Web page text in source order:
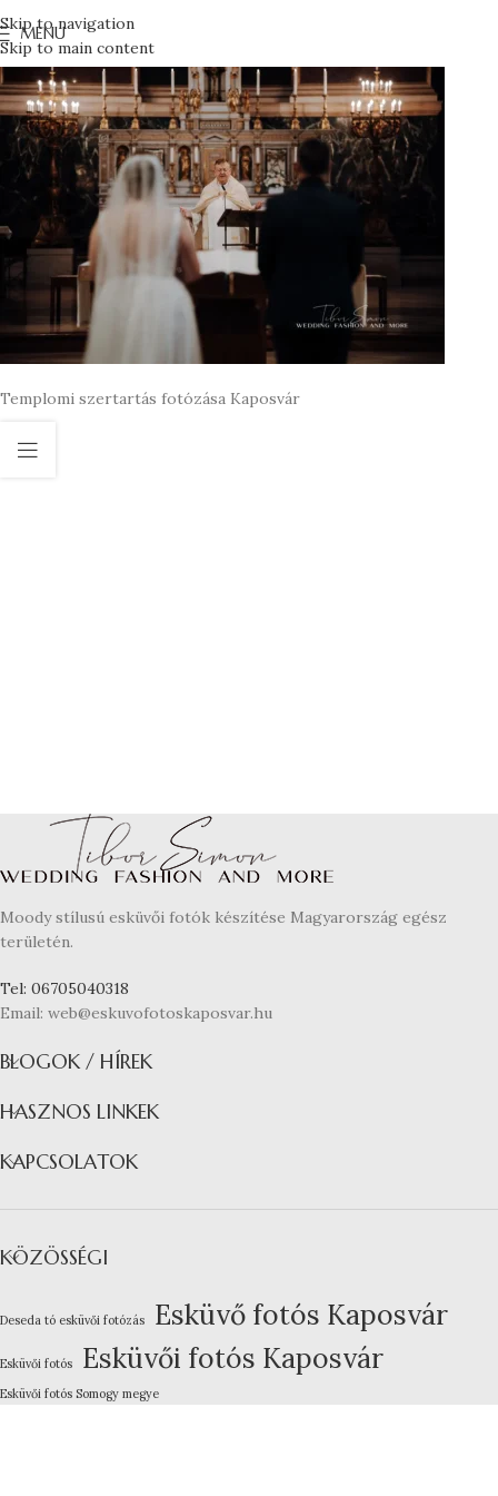
Skip to navigation
Skip to main content
MENU
Templomi szertartás fotózása Kaposvár
Moody stílusú esküvői fotók készítése Magyarország egész
területén.
Tel: 06705040318
Email: web@eskuvofotoskaposvar.hu
BLOGOK / HÍREK
HASZNOS LINKEK
KAPCSOLATOK
KÖZÖSSÉGI
Deseda tó esküvői fotózás Esküvő fotós Kaposvár
Esküvői fotós Esküvői fotós Kaposvár
Esküvői fotós Somogy megye